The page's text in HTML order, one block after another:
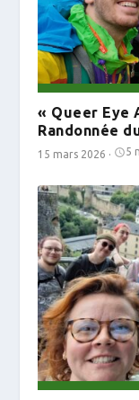
« Queer Eye
Randonnée
15 mars 2026 · 5